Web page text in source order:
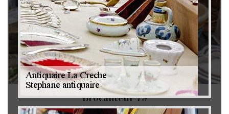
Brocanteur 79